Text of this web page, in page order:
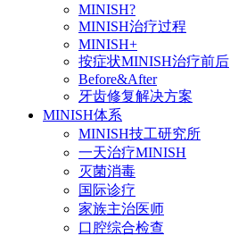
MINISH?
MINISH治疗过程
MINISH+
按症状MINISH治疗前后
Before&After
牙齿修复解决方案
MINISH体系
MINISH技工研究所
一天治疗MINISH
灭菌消毒
国际诊疗
家族主治医师
口腔综合检查